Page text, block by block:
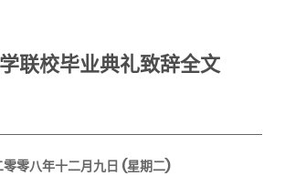
联校毕业典礼致辞全文
零零八年十二月九日 (星期二)